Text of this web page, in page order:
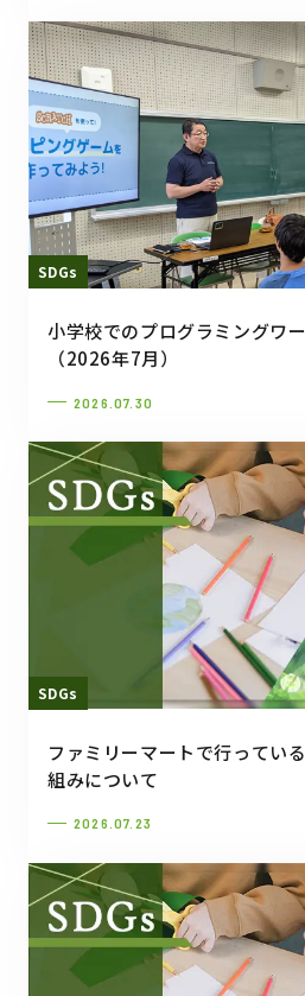
SDGs
小学校でのプログラミングワ
（2026年7月）
2026.07.30
SDGs
ファミリーマートで行ってい
組みについて
2026.07.23